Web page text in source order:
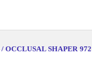
/ OCCLUSAL SHAPER 972